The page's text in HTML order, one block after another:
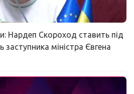
Нардеп Скороход ставить під
заступника міністра Євгена